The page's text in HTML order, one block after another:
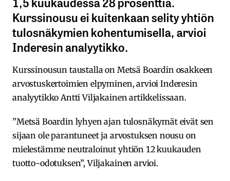
Kurssinousu ei kuitenkaan selity yhtiön
tulosnäkymien kohentumisella, arvioi
Inderesin analyytikko.
Kurssinousun taustalla on Metsä Boardin osakkeen
arvostuskertoimien elpyminen, arvioi Inderesin
analyytikko Antti Viljakainen artikkelissaan.
”Metsä Boardin lyhyen ajan tulosnäkymät eivät sen
sijaan ole parantuneet ja arvostuksen nousu on
mielestämme neutraloinut yhtiön 12 kuukauden
tuotto-odotuksen”, Viljakainen arvioi.